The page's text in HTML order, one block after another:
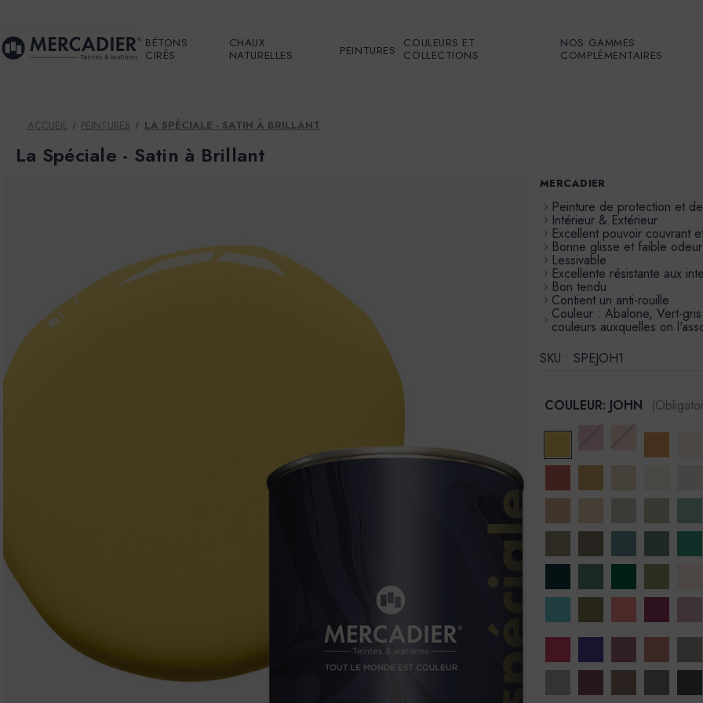
BÉTONS
CIRÉS
CHAUX
NATURELLES
PEINTURES
COULEURS ET
COLLECTIONS
NOS GAMMES
COMPLÉMENTAIRES
ACCUEIL PEINTURES LA SPÉCIALE - SATIN À BRILLANT
La Spéciale - Satin à Brillant
MERCADIER
Peinture de protection et
Intérieur & Extérieur
Excellent pouvoir couvrant
Bonne glisse et faible odeur
Lessivable
Excellente résistante aux
Bon tendu
Contient un anti-rouille
Couleur : Abalone, Vert-
couleurs auxquelles on
SKU : SPEJOH1
COULEUR: JOHN